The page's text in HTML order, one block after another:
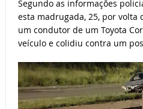
Segundo as informações
esta madrugada, 25, por volta
um condutor de um Toyota
veículo e colidiu contra um